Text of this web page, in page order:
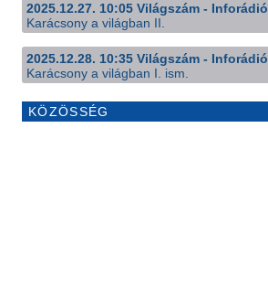
2025.12.27. 10:05 Világszám - Inforádió
Karácsony a világban II.
2025.12.28. 10:35 Világszám - Inforádió
Karácsony a világban I. ism.
KÖZÖSSÉG